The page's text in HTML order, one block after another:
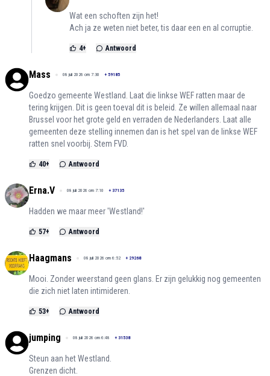
Wat een schoften zijn het!
Ach ja ze weten niet beter, tis daar een en al corruptie.
4+ Antwoord
Mass 08 juli 2026 om 7:30 + 59185
Goedzo gemeente Westland. Laat die linkse WEF ratten maar de
tering krijgen. Dit is geen toeval dit is beleid. Ze willen allemaal naar
Brussel voor het grote geld en verraden de Nederlanders. Laat alle
gemeenten deze stelling innemen dan is het spel van de linkse WEF
ratten snel voorbij. Stem FVD.
40+ Antwoord
Erna.V 08 juli 2026 om 7:10 + 37135
Hadden we maar meer 'Westland!'
57+ Antwoord
Haagmans 08 juli 2026 om 6:52 + 29268
Mooi. Zonder weerstand geen glans. Er zijn gelukkig nog gemeenten
die zich niet laten intimideren.
53+ Antwoord
jumping 08 juli 2026 om 6:48 + 31538
Steun aan het Westland.
Grenzen dicht.